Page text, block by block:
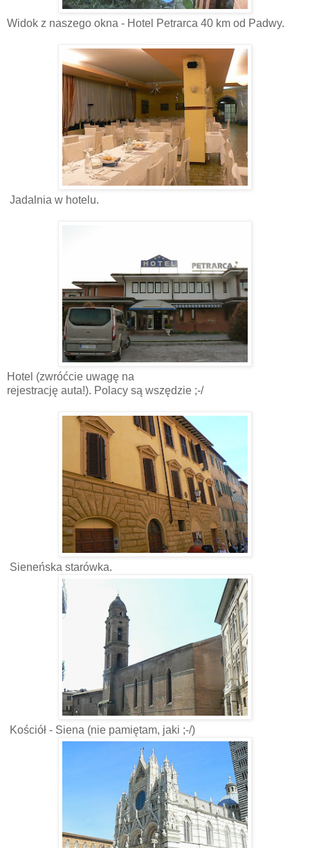
Widok z naszego okna - Hotel Petrarca 40 km od Padwy.
Jadalnia w hotelu.
Hotel (zwróćcie uwagę na
rejestrację auta!). Polacy są wszędzie ;-/
Sieneńska starówka.
Kościół - Siena (nie pamiętam, jaki ;-/)